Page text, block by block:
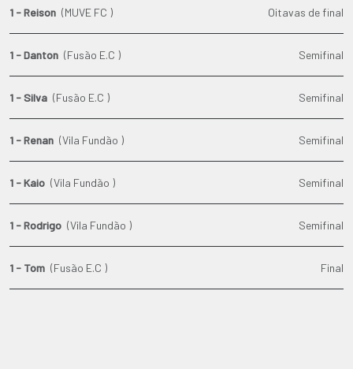
1 - Reison (MUVE FC ) Oitavas de final
1 - Danton (Fusão E.C ) Semifinal
1 - Silva (Fusão E.C ) Semifinal
1 - Renan (Vila Fundão ) Semifinal
1 - Kaio (Vila Fundão ) Semifinal
1 - Rodrigo (Vila Fundão ) Semifinal
1 - Tom (Fusão E.C ) Final